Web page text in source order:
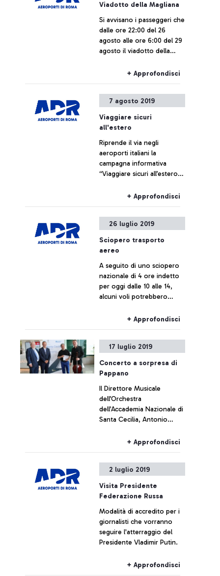
Viadotto della Magliana
Si avvisano i passeggeri che
dalle ore 22:00 del 26
agosto alle ore 6:00 del 29
agosto il viadotto della
rimarrà chiuso per lavori di
pulitura, nel tratto
compreso tra via del
Cappellaccio e via
Cristoforo Colombo.
+ Approfondisci
7 agosto 2019
Viaggiare sicuri
all'estero
Riprende il via negli
aeroporti italiani la
campagna informativa
“Viaggiare sicuri all’estero”
della Farnesina con ENAC,
l’Ente Nazionale per
l’Aviazione Civile, e
Assaeroporti, l’Associazione
dei gestori aeroportuali
italiani.
+ Approfondisci
26 luglio 2019
Sciopero trasporto
aereo
A seguito di uno sciopero
nazionale di 4 ore indetto
per oggi dalle 10 alle 14,
alcuni voli potrebbero
cancellazioni.+ Approfondisci
17 luglio 2019
Concerto a sorpresa di
Pappano
Il Direttore Musicale
dell’Orchestra
dell’Accademia Nazionale di
Santa Cecilia, Antonio
primo violoncello
dell’Orchestra, hanno
eseguito un concerto
d’eccezione in uno dei
luoghi più simbolici
dell’aeroporto.
+ Approfondisci
2 luglio 2019
Visita Presidente
Federazione Russa
Modalità di accredito per i
giornalisti che vorranno
seguire l'atterraggio del
Presidente Vladimir Putin.
+ Approfondisci